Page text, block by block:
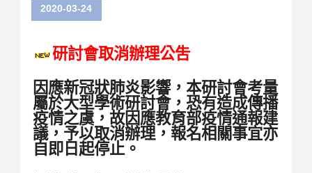
2020-03-24
研討會取消辦理公吿
因應新冠狀肺炎影響，本研討會考量
屬於大型學術研討會，恐有造成傳播
疫情之虞，故因應教育部疫情通報建
議，予以取消辦理，報名相關事宜亦
自即日起停止。